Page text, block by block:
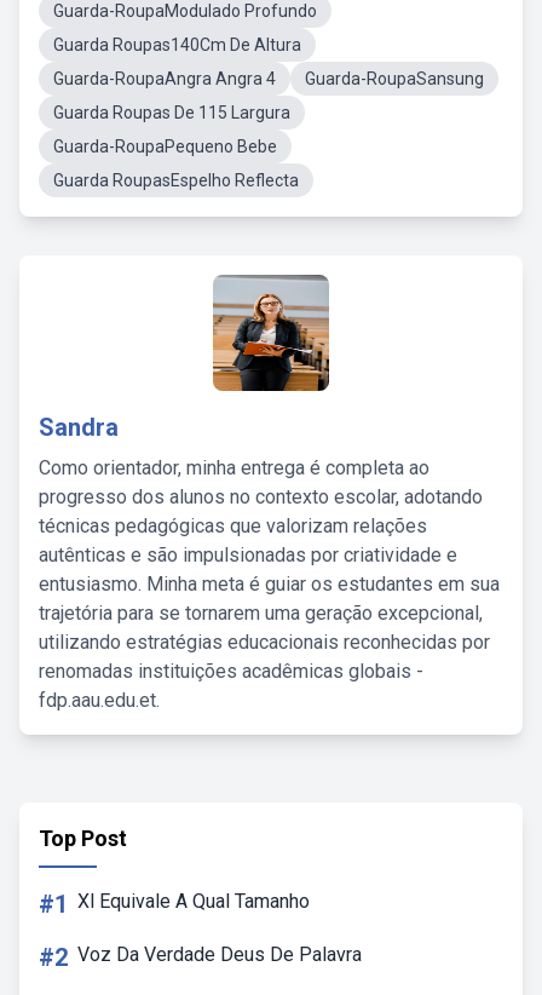
Guarda-RoupaModulado Profundo
Guarda Roupas140Cm De Altura
Guarda-RoupaAngra Angra 4
Guarda-RoupaSansung
Guarda Roupas De 115 Largura
Guarda-RoupaPequeno Bebe
Guarda RoupasEspelho Reflecta
Sandra
Como orientador, minha entrega é completa ao
progresso dos alunos no contexto escolar, adotando
técnicas pedagógicas que valorizam relações
autênticas e são impulsionadas por criatividade e
entusiasmo. Minha meta é guiar os estudantes em sua
trajetória para se tornarem uma geração excepcional,
utilizando estratégias educacionais reconhecidas por
renomadas instituições acadêmicas globais -
fdp.aau.edu.et.
Top Post
#1 Xl Equivale A Qual Tamanho
#2 Voz Da Verdade Deus De Palavra